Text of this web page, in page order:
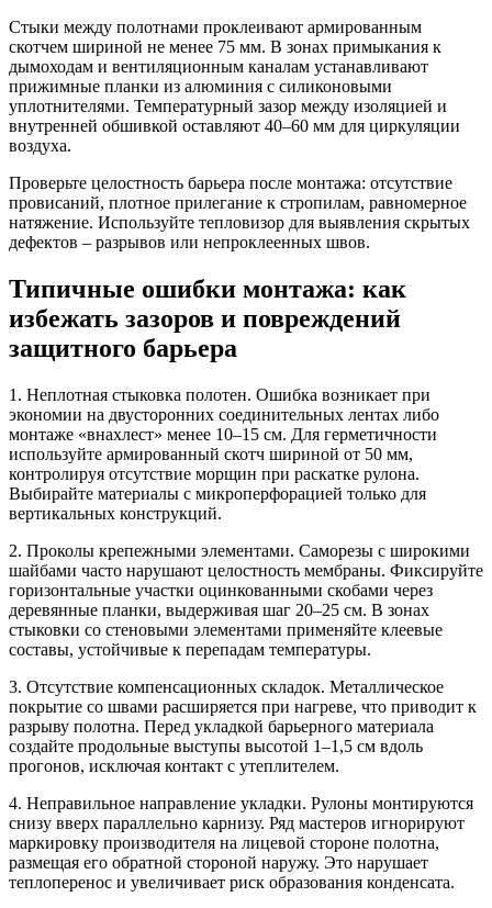
Стыки между полотнами проклеивают армированным
скотчем шириной не менее 75 мм. В зонах примыкания к
дымоходам и вентиляционным каналам устанавливают
прижимные планки из алюминия с силиконовыми
уплотнителями. Температурный зазор между изоляцией и
внутренней обшивкой оставляют 40–60 мм для циркуляции
воздуха.
Проверьте целостность барьера после монтажа: отсутствие
провисаний, плотное прилегание к стропилам, равномерное
натяжение. Используйте тепловизор для выявления скрытых
дефектов – разрывов или непроклеенных швов.
Типичные ошибки монтажа: как
избежать зазоров и повреждений
защитного барьера
1. Неплотная стыковка полотен. Ошибка возникает при
экономии на двусторонних соединительных лентах либо
монтаже «внахлест» менее 10–15 см. Для герметичности
используйте армированный скотч шириной от 50 мм,
контролируя отсутствие морщин при раскатке рулона.
Выбирайте материалы с микроперфорацией только для
вертикальных конструкций.
2. Проколы крепежными элементами. Саморезы с широкими
шайбами часто нарушают целостность мембраны. Фиксируйте
горизонтальные участки оцинкованными скобами через
деревянные планки, выдерживая шаг 20–25 см. В зонах
стыковки со стеновыми элементами применяйте клеевые
составы, устойчивые к перепадам температуры.
3. Отсутствие компенсационных складок. Металлическое
покрытие со швами расширяется при нагреве, что приводит к
разрыву полотна. Перед укладкой барьерного материала
создайте продольные выступы высотой 1–1,5 см вдоль
прогонов, исключая контакт с утеплителем.
4. Неправильное направление укладки. Рулоны монтируются
снизу вверх параллельно карнизу. Ряд мастеров игнорируют
маркировку производителя на лицевой стороне полотна,
размещая его обратной стороной наружу. Это нарушает
теплоперенос и увеличивает риск образования конденсата.